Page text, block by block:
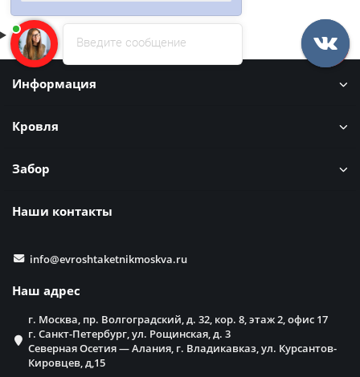
Информация
Кровля
Забор
Наши контакты
info@evroshtaketnikmoskva.ru
Наш адрес
г. Москва, пр. Волгоградский, д. 32, кор. 8, этаж 2, офис 17
г. Санкт-Петербург, ул. Рощинская, д. 3
Северная Осетия — Алания, г. Владикавказ, ул. Курсантов-
Кировцев, д,15
Введите сообщение